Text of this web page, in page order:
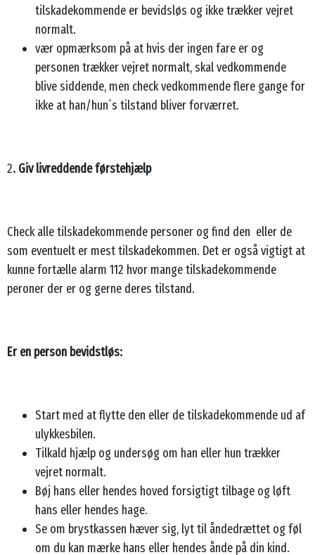
tilskadekommende er bevidsløs og ikke trækker vejret
normalt.
vær opmærksom på at hvis der ingen fare er og
personen trækker vejret normalt, skal vedkommende
blive siddende, men check vedkommende flere gange for
ikke at han/hun´s tilstand bliver forværret.
2. Giv livreddende førstehjælp
Check alle tilskadekommende personer og find den eller de
som eventuelt er mest tilskadekommen. Det er også vigtigt at
kunne fortælle alarm 112 hvor mange tilskadekommende
peroner der er og gerne deres tilstand.
Er en person bevidstløs:
Start med at flytte den eller de tilskadekommende ud af
ulykkesbilen.
Tilkald hjælp og undersøg om han eller hun trækker
vejret normalt.
Bøj hans eller hendes hoved forsigtigt tilbage og løft
hans eller hendes hage.
Se om brystkassen hæver sig, lyt til åndedrættet og føl
om du kan mærke hans eller hendes ånde på din kind.